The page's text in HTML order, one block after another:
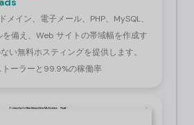
イン、電子メール、PHP、MySQL、
を備え、Web サイトの帯域幅を作成す
い無料ホスティングを提供します。
ーラーと99.9%の稼働率